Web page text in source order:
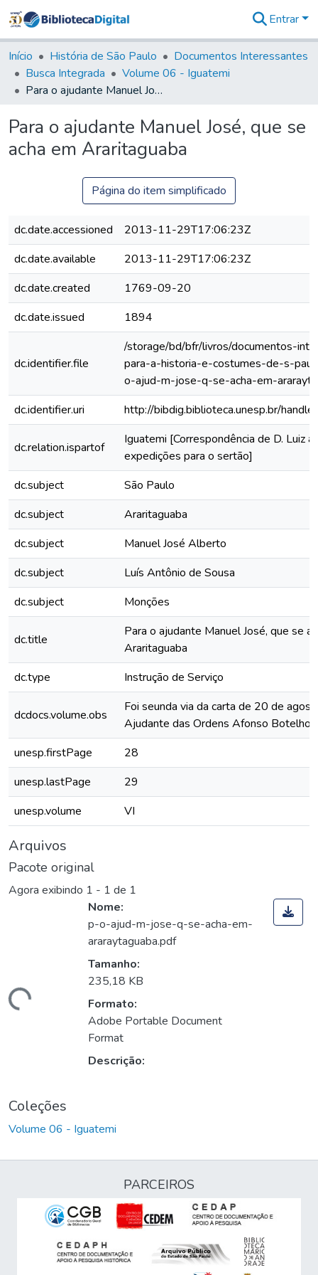
&
Coleções
Tudo na
Biblioteca
Estatísticas
Entrar
Início História de São Paulo
Documentos Interessantes
Busca Integrada
Volume 06 - Iguatemi
Para o ajudante Manuel José, que se acha em Araritaguaba
Para o ajudante Manuel José, que se
acha em Araritaguaba
Página do item simplificado
dc.date.accessioned
2013-11-29T17:06:23Z
dc.date.available
2013-11-29T17:06:23Z
dc.date.created
1769-09-20
dc.date.issued
1894
dc.identifier.file
/storage/bd/bfr/livros/documentos-
para-a-historia-e-costumes-de-s-
o-ajud-m-jose-q-se-acha-em-
dc.identifier.uri
http://bibdig.biblioteca.unesp.br/
dc.relation.ispartof
Iguatemi [Correspondência de D. Luiz
expedições para o sertão]
dc.subject
São Paulo
dc.subject
Araritaguaba
dc.subject
Manuel José Alberto
dc.subject
Luís Antônio de Sousa
dc.subject
Monções
dc.title
Para o ajudante Manuel José, que se
Araritaguaba
dc.type
Instrução de Serviço
dcdocs.volume.obs
Foi seunda via da carta de 20 de
Ajudante das Ordens Afonso Botelho.
unesp.firstPage
28
unesp.lastPage
29
unesp.volume
VI
Arquivos
Pacote original
Agora exibindo 1 - 1 de 1
Nome:
p-o-ajud-m-jose-q-se-acha-em-
araraytaguaba.pdf
Tamanho:
235,18 KB
Formato:
Adobe Portable Document
Format
Descrição:
Coleções
Volume 06 - Iguatemi
PARCEIROS